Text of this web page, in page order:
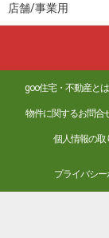
店舗/事業用
goo住宅・不動産とは
物件に関するお問合
個人情報の取
プライバシー